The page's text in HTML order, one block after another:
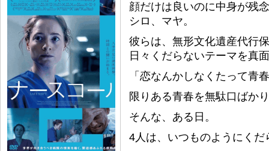
顔だけは良いのに中身が残
シロ、マヤ。
彼らは、無形文化遺産代行
日々くだらないテーマを真
「恋なんかしなくたって青
限りある青春を無駄口ばか
そんな、ある日。
4人は、いつものようにく